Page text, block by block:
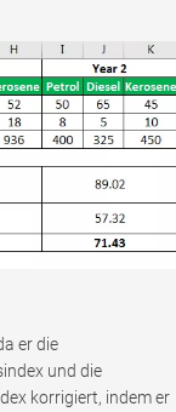
er die
und die
korrigiert, indem er